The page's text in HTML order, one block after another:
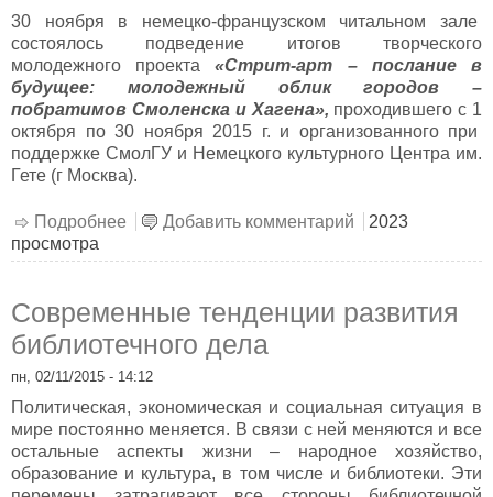
30 ноября в немецко-французском читальном зале
состоялось подведение итогов творческого
молодежного проекта«Стрит-арт – послание в
будущее: молодежный облик городов –
побратимов Смоленска и Хагена», проходившего с 1
октября по 30 ноября 2015 г. и организованного при
поддержке СмолГУ и Немецкого культурного Центра им.
Гете (г Москва).
Подробнее о Стрит-арт – послание в будущее
Добавить комментарий
2023
просмотра
Современные тенденции развития
библиотечного дела
пн, 02/11/2015 - 14:12
Политическая, экономическая и социальная ситуация в
мире постоянно меняется. В связи с ней меняются и все
остальные аспекты жизни – народное хозяйство,
образование и культура, в том числе и библиотеки. Эти